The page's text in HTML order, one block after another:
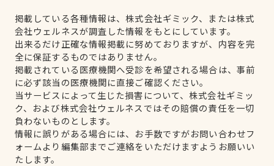
掲載している各種情報は、株式会社ギミック、または株式
会社ウェルネスが調査した情報をもとにしています。
出来るだけ正確な情報掲載に努めておりますが、内容を完
全に保証するものではありません。
掲載されている医療機関へ受診を希望される場合は、事前
に必ず該当の医療機関に直接ご確認ください。
当サービスによって生じた損害について、株式会社ギミッ
ク、および株式会社ウェルネスではその賠償の責任を一切
負わないものとします。
情報に誤りがある場合には、お手数ですがお問い合わせフ
ォームより編集部までご連絡をいただけますようお願いい
たします。